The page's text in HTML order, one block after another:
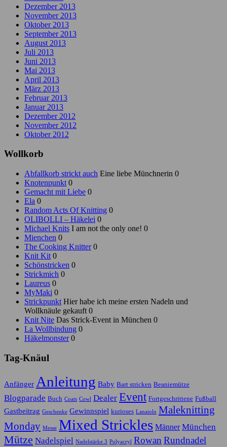
Dezember 2013
November 2013
Oktober 2013
September 2013
August 2013
Juli 2013
Juni 2013
Mai 2013
April 2013
März 2013
Februar 2013
Januar 2013
Dezember 2012
November 2012
Oktober 2012
Wollkorb
Abfallkorb strickt auch Eine liebe Münchnerin 0
Knotenpunkt 0
Gemacht mit Liebe 0
Ela 0
Random Acts Of Knitting 0
OLIBOLLI – Häkelei 0
Michael Knits I am not the only one! 0
Mienchen 0
The Cooking Knitter0
Knit Kit 0
Schönstricken 0
Strickmich 0
Laureus 0
MyMaki 0
Strickpunkt Hier habe ich meine ersten Nadeln und
Wollknäule gekauft 0
Knit Nite Das Strick-Event in München 0
La Wollbindung 0
Häkelmonster0
Tag-Knäul
Anfänger Anleitung Baby Bart stricken Beaniemütze
Blogparade Buch Coats Cowl Dealer Event Fortgeschrittene Fußball
Gastbeitrag Geschenke Gewinnspiel kurioses Lanaiolo Maleknitting
Monday Messe Mixed Strickles Männer München
Mütze Nadelspiel Nadelstärke 3 Polyacryl Rowan Rundnadel